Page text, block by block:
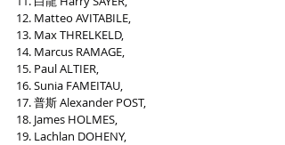
12. Matteo AVITABILE,
13. Max THRELKELD,
14. Marcus RAMAGE,
15. Paul ALTIER,
16. Sunia FAMEITAU,
17. 普斯 Alexander POST,
18. James HOLMES,
19. Lachlan DOHENY,